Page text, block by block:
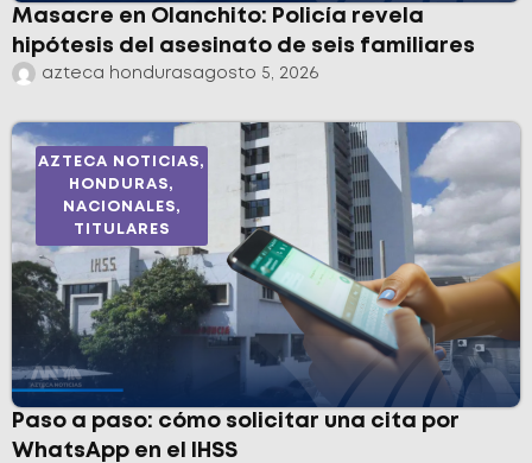
Masacre en Olanchito: Policía revela
hipótesis del asesinato de seis familiares
azteca hondurasagosto 5, 2026
AZTECA NOTICIAS,
HONDURAS,
NACIONALES,
TITULARES
Paso a paso: cómo solicitar una cita por
WhatsApp en el IHSS